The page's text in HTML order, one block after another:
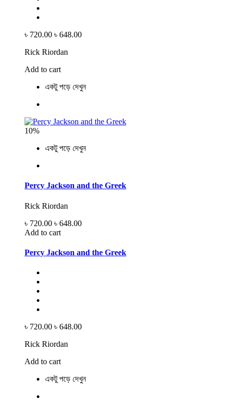
৳ 720.00 ৳ 648.00
Rick Riordan
Add to cart
একটু পড়ে দেখুন
10%
একটু পড়ে দেখুন
Percy Jackson and the Greek
Rick Riordan
৳ 720.00 ৳ 648.00
Add to cart
Percy Jackson and the Greek
৳ 720.00 ৳ 648.00
Rick Riordan
Add to cart
একটু পড়ে দেখুন